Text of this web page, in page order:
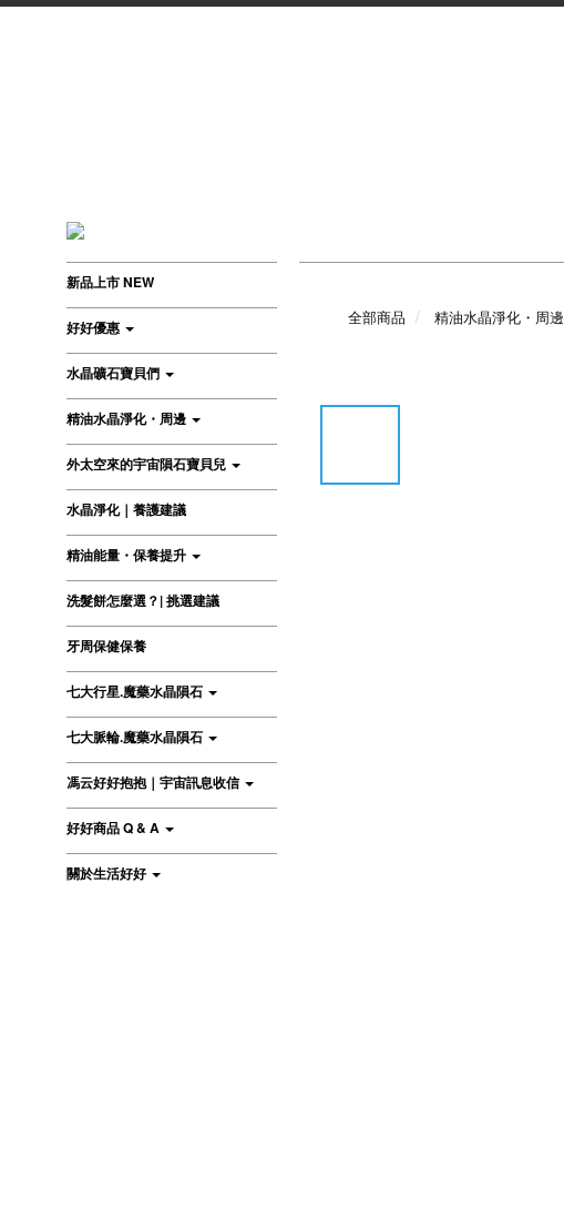
新品上市 NEW
好好優惠
水晶礦石寶貝們
精油水晶淨化・周邊
外太空來的宇宙隕石寶貝兒
水晶淨化｜養護建議
精油能量・保養提升
洗髮餅怎麼選？| 挑選建議
牙周保健保養
七大行星.魔藥水晶隕石
七大脈輪.魔藥水晶隕石
馮云好好抱抱｜宇宙訊息收信
好好商品 Q & A
關於生活好好
全部商品 精油水晶淨化・周邊